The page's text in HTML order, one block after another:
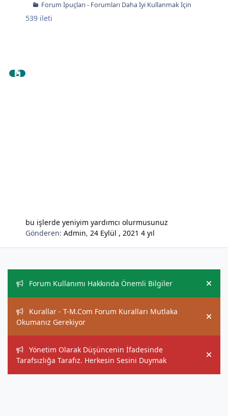
Forum İpuçları - Forumları Daha İyi Kullanmak İçin
539 ileti
bu işlerde yeniyim yardımcı olurmusunuz
Gönderen:Admin,24 Eylül , 20214 yıl
Forum Kullanımı Hakkında Önemli Bilgiler
Hide
Kurallar - T-M.Com Forum Kuralları Mutlaka
Okumanız Gerekiyor
Hide
Yönetim Olarak Düşüncenin İfadesinde
Tarafsızlığa Tarafız. Herkesin Sesini Duymak
Hide